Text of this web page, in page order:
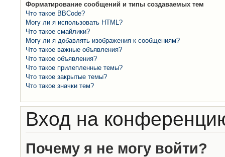
Форматирование сообщений и типы создаваемых тем
Что такое BBCode?
Могу ли я использовать HTML?
Что такое смайлики?
Могу ли я добавлять изображения к сообщениям?
Что такое важные объявления?
Что такое объявления?
Что такое прилепленные темы?
Что такое закрытые темы?
Что такое значки тем?
Вход на
Почему я не могу войти?